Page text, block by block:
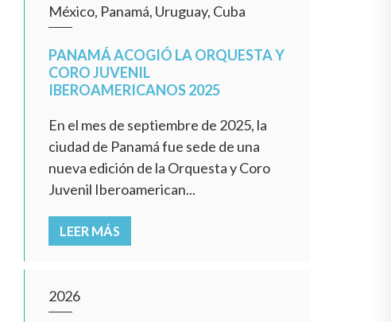
México, Panamá, Uruguay, Cuba
PANAMÁ ACOGIÓ LA ORQUESTA Y
CORO JUVENIL
IBEROAMERICANOS 2025
En el mes de septiembre de 2025, la
ciudad de Panamá fue sede de una
nueva edición de la Orquesta y Coro
Juvenil Iberoamerican...
LEER MÁS
2026